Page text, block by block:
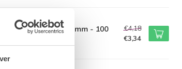
Pads White - M 20mm - 100
€4,18
€3,34